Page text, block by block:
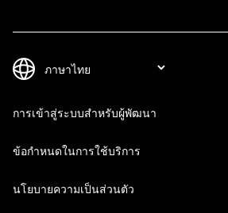
การเข้าสู่ระบบสำหรับผู้พัฒนา
ข้อกำหนดในการใช้บริการ
นโยบายความเป็นส่วนตัว